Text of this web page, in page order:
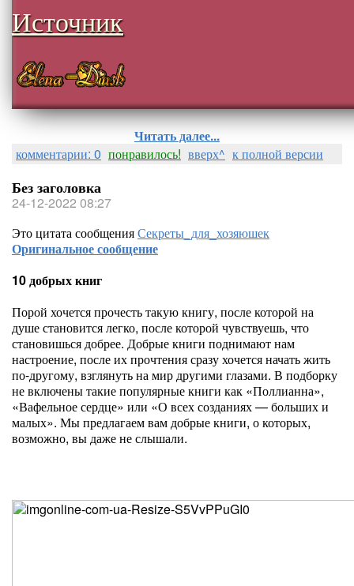
Источник
Читать далее...
комментарии: 0 понравилось! вверх^ к полной версии
Без заголовка
24-12-2022 08:27
Это цитата сообщенияСекреты_для_хозяюшек
Оригинальное сообщение
10 добрых книг
Порой хочется прочесть такую книгу, после которой на
душе становится легко, после которой чувствуешь, что
становишься добрее. Добрые книги поднимают нам
настроение, после их прочтения сразу хочется начать жить
по-другому, взглянуть на мир другими глазами. В подборку
не включены такие популярные книги как «Поллианна»,
«Вафельное сердце» или «О всех созданиях — больших и
малых». Мы предлагаем вам добрые книги, о которых,
возможно, вы даже не слышали.